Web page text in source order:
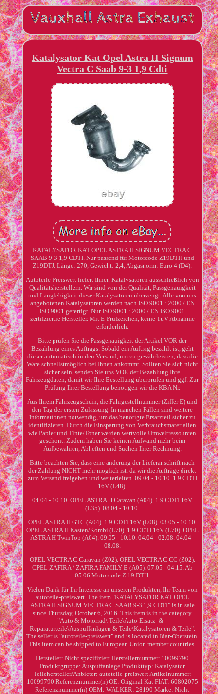
Katalysator Kat Opel Astra H Signum
Vectra C Saab 9-3 1,9 Cdti
KATALYSATOR KAT OPEL ASTRA H SIGNUM VECTRA C
SAAB 9-3 1,9 CDTI. Nur passend für Motorcode Z19DTH und
Z19DTJ. Länge: 270, Gewicht: 2,4, Abgasnorm: Euro 4 (D4).
Autoteile-Preiswert liefert Ihnen Katalysatoren ausschließlich von
Qualitätsherstellern. Wir sind von der Qualität, Passgenauigkeit
und Langlebigkeit dieser Katalysatoren überzeugt. Alle von uns
angebotenen Katalysatoren werden nach ISO 9001 : 2000 / EN
ISO 9001 gefertigt. Nur ISO 9001 : 2000 / EN ISO 9001
zertifziertie Hersteller. Mit E-Prüfzeichen, keine TüV Abnahme
erforderlich.
Bitte prüfen Sie die Passgenauigkeit der Artikel VOR der
Bezahlung eines Auftrags. Sobald ein Auftrag bezahlt ist, geht
dieser automatisch in den Versand, um zu gewährleisten, dass die
Ware schnellstmöglich bei Ihnen ankommt. Sollten Sie sich nicht
sicher sein, senden Sie uns VOR der Bezahlung Ihre
Fahrzeugdaten, damit wir Ihre Bestellung überprüfen und ggf. Zur
Prüfung Ihrer Bestellung benötigen wir die KBA Nr.
Aus Ihrem Fahrzeugschein, die Fahrgestellnummer (Ziffer E) und
den Tag der ersten Zulassung. In manchen Fällen sind weitere
Informationen notwendig, um das benötigte Ersatzteil sicher zu
identifizieren. Durch die Einsparung von Verbrauchsmaterialien
wie Papier und Tinte/Toner werden wertvolle Umweltressourcen
geschont. Zudem haben Sie keinen Aufwand mehr beim
Aufbewahren, Abheften und Suchen Ihrer Rechnung.
Bitte beachten Sie, dass eine änderung der Lieferanschrift nach
der Zahlung NICHT mehr möglich ist, da wir die Aufträge direkt
zum Versand freigeben und weiterleiten. 09.04 - 10.10. 1.9 CDTI
16V (L48).
04.04 - 10.10. OPEL ASTRA H Caravan (A04). 1.9 CDTI 16V
(L35). 08.04 - 10.10.
OPEL ASTRA H GTC (A04). 1.9 CDTi 16V (L08). 03.05 - 10.10.
OPEL ASTRA H Kasten/Kombi (L70). 1.9 CDTI 16V (L70). OPEL
ASTRA H TwinTop (A04). 09.05 - 10.10. 04.04 - 02.08. 04.04 -
08.08.
OPEL VECTRA C Caravan (Z02). OPEL VECTRA C CC (Z02).
OPEL ZAFIRA / ZAFIRA FAMILY B (A05). 07.05 - 04.15. Ab
05.06 Motorcode Z 19 DTH.
Vielen Dank für Ihr Interesse an unseren Produkten, Ihr Team von
autoteile-preiswert. The item "KATALYSATOR KAT OPEL
ASTRA H SIGNUM VECTRA C SAAB 9-3 1,9 CDTI" is in sale
since Thursday, October 6, 2016. This item is in the category
"Auto & Motorrad\ Teile\Auto-Ersatz- & -
Reparaturteile\Auspuffanlagen & Teile\Katalysatoren & Teile".
The seller is "autoteile-preiswert" and is located in Idar-Oberstein.
This item can be shipped to European Union member countries.
Hersteller: Nicht spezifiziert Herstellernummer: 10099790
Produktgruppe: Auspuffanlage Produkttyp: Katalysator
Teilehersteller/Anbieter: autoteile-preiswert Artikelnummer:
10099790 Referenznummer(n) OE: Original Kat FIAT: 60802075
Referenznummer(n) OEM: WALKER: 28190 Marke: Nicht